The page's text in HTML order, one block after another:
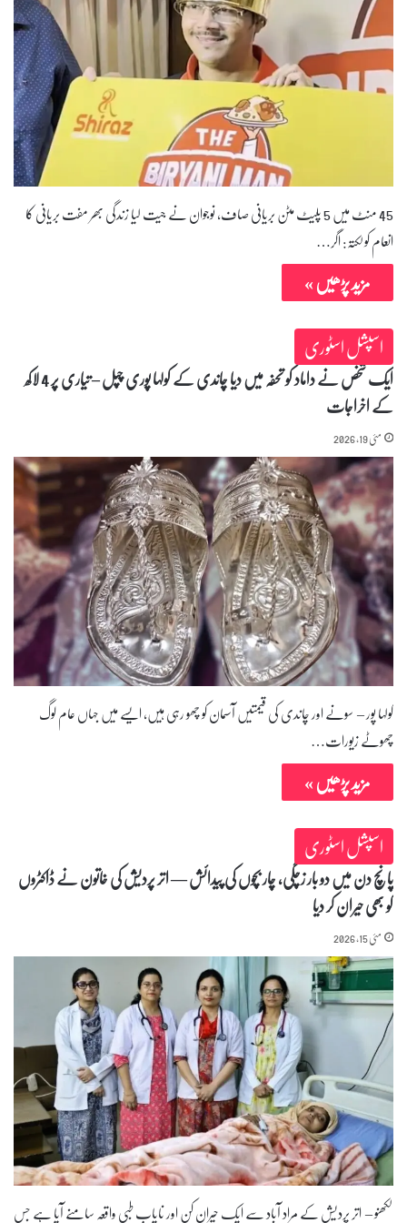
45 منٹ میں 5 پلیٹ مٹن بریانی صاف، نوجوان نے جیت لیا زندگی بھر مفت بریانی کا
انعام کولکتہ: اگر…
مزید پڑھیں »
اسپشل اسٹوری
ایک شخص نے داماد کو تحفہ میں دیا چاندی کے کولہا پوری چپل – تیاری پر 4 لاکھ
کے اخراجات
مئی 19, 2026
کولہا پور – سونے اور چاندی کی قیمتیں آسمان کو چھو رہی ہیں، ایسے میں جہاں عام لوگ
چھوٹے زیورات…
مزید پڑھیں »
اسپشل اسٹوری
پانچ دن میں دو بار زچگی، چار بچوں کی پیدائش — اتر پردیش کی خاتون نے ڈاکٹروں
کو بھی حیران کر دیا
مئی 15, 2026
لکھنو – اتر پردیش کے مراد آباد سے ایک حیران کن اور نایاب طبی واقعہ سامنے آیا ہے جس